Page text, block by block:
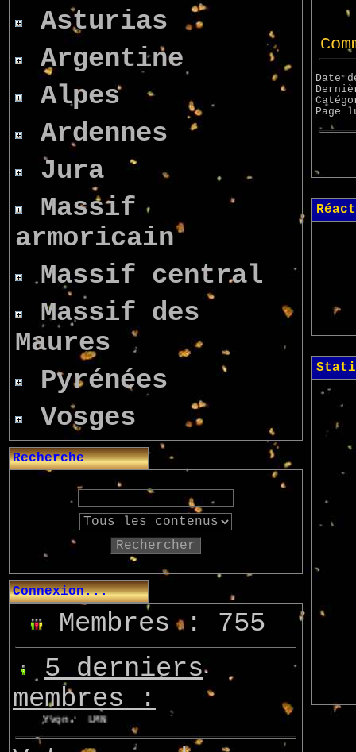
Asturias
Argentine
Alpes
Ardennes
Jura
Massif
armoricain
Massif central
Massif des
Maures
Pyrénées
Vosges
Recherche
Rechercher
Connexion...
Membres : 755
5 derniers
membres :
YvonLMN Nourepe
Date
Page